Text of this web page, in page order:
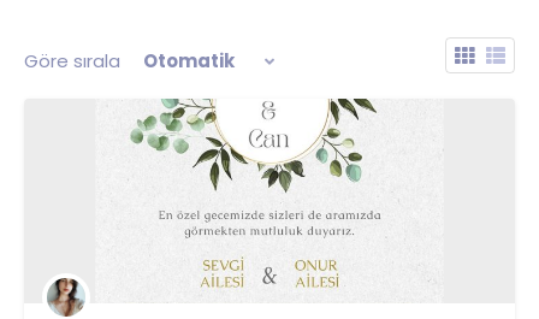
Göre sırala Otomatik